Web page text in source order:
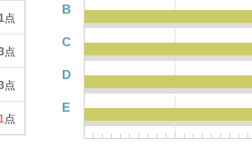
点
点
点
点
B
C
D
E